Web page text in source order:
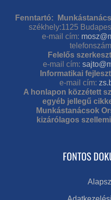
Fenntartó:
székhely:1125
e-mail cím:
Felelős
e-mail cím:
Informatikai
e-mail cím:
A honlapon közzétett
egyéb jellegű
Munkástanácsok
kizárólagos
FONTOS